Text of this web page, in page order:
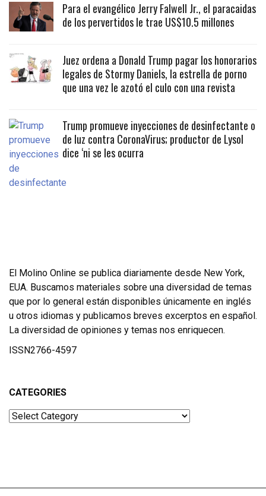
Para el evangélico Jerry Falwell Jr., el paracaidas
de los pervertidos le trae US$10.5 millones
Juez ordena a Donald Trump pagar los honorarios
legales de Stormy Daniels, la estrella de porno
que una vez le azotó el culo con una revista
Trump promueve inyecciones de desinfectante o
de luz contra CoronaVirus; productor de Lysol
dice ‘ni se les ocurra
El Molino Online se publica diariamente desde New York,
EUA. Buscamos materiales sobre una diversidad de temas
que por lo general están disponibles únicamente en inglés
u otros idiomas y publicamos breves excerptos en español.
La diversidad de opiniones y temas nos enriquecen.
ISSN2766-4597
CATEGORIES
Categories